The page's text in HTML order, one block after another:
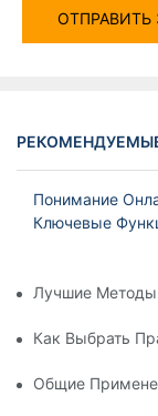
ОТПРАВИТЬ
Понимание
Ключевые
Лучшие Методы
Как Выбрать
Общие